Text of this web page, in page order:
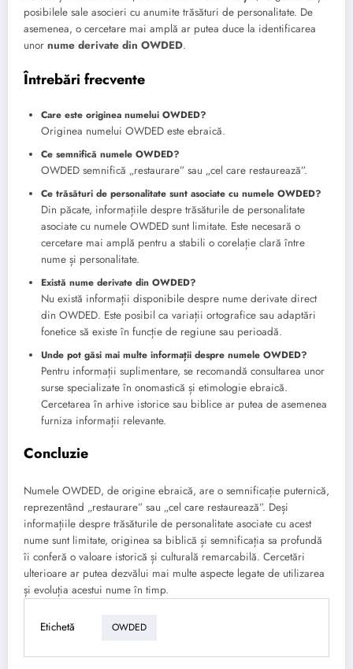
posibilele sale asocieri cu anumite trăsături de personalitate. De
asemenea, o cercetare mai amplă ar putea duce la identificarea
unor nume derivate din OWDED.
Întrebări frecvente
Care este originea numelui OWDED?
Originea numelui OWDED este ebraică.
Ce semnifică numele OWDED?
OWDED semnifică „restaurare” sau „cel care restaurează”.
Ce trăsături de personalitate sunt asociate cu numele OWDED?
Din păcate, informațiile despre trăsăturile de personalitate
asociate cu numele OWDED sunt limitate. Este necesară o
cercetare mai amplă pentru a stabili o corelație clară între
nume și personalitate.
Există nume derivate din OWDED?
Nu există informații disponibile despre nume derivate direct
din OWDED. Este posibil ca variații ortografice sau adaptări
fonetice să existe în funcție de regiune sau perioadă.
Unde pot găsi mai multe informații despre numele OWDED?
Pentru informații suplimentare, se recomandă consultarea unor
surse specializate în onomastică și etimologie ebraică.
Cercetarea în arhive istorice sau biblice ar putea de asemenea
furniza informații relevante.
Concluzie
Numele OWDED, de origine ebraică, are o semnificație puternică,
reprezentând „restaurare” sau „cel care restaurează”. Deși
informațiile despre trăsăturile de personalitate asociate cu acest
nume sunt limitate, originea sa biblică și semnificația sa profundă
îi conferă o valoare istorică și culturală remarcabilă. Cercetări
ulterioare ar putea dezvălui mai multe aspecte legate de utilizarea
și evoluția acestui nume în timp.
Etichetă OWDED